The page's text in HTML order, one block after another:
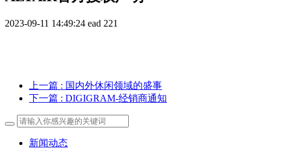
2023-09-11 14:49:24 ead 221
上一篇 : 国内外休闲领域的盛事
下一篇 : DIGIGRAM-经销商通知
新闻动态